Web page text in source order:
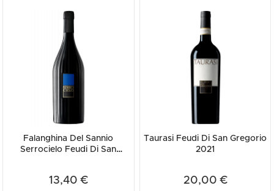
Falanghina Del Sannio
Serrocielo Feudi Di San
13,40 €
Taurasi Feudi Di San Gregorio
2021
20,00 €